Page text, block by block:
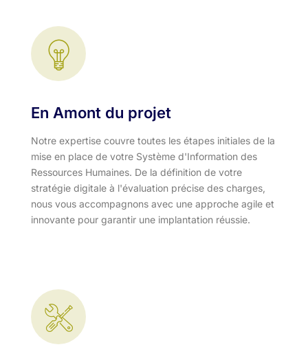
En Amont du projet
Notre expertise couvre toutes les étapes initiales de la
mise en place de votre Système d'Information des
Ressources Humaines. De la définition de votre
stratégie digitale à l'évaluation précise des charges,
nous vous accompagnons avec une approche agile et
innovante pour garantir une implantation réussie.